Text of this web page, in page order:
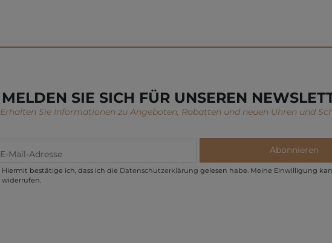
MELDEN SIE SICH FÜR UNSEREN
Erhalten Sie Informationen zu Angeboten, Rabatten und neuen Uhren und
Abonnieren
Hiermit bestätige ich, dass ich die Daten­schutz­erklärung gelesen habe. Meine Einwilligung
widerrufen.